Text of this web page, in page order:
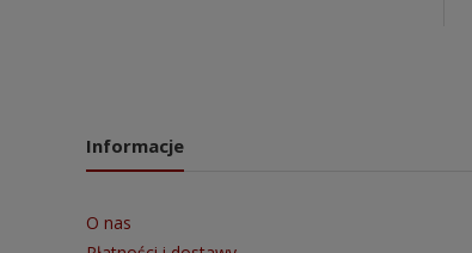
Informacje
O nas